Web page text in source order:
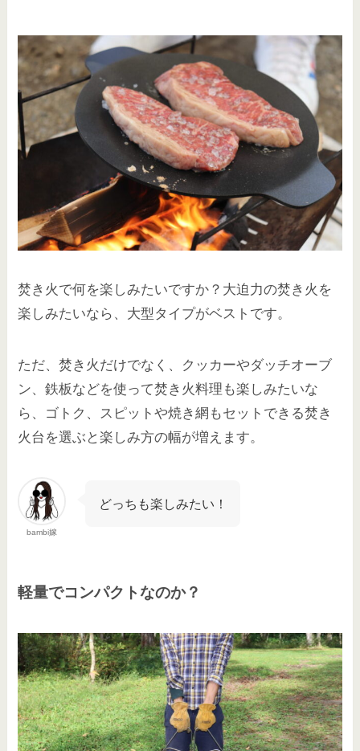
焚き火で何を楽しみたいですか？大迫力の焚き火を
楽しみたいなら、大型タイプがベストです。
ただ、焚き火だけでなく、クッカーやダッチオーブ
ン、鉄板などを使って焚き火料理も楽しみたいな
ら、ゴトク、スピットや焼き網もセットできる焚き
火台を選ぶと楽しみ方の幅が増えます。
bambi嫁
どっちも楽しみたい！
軽量でコンパクトなのか？